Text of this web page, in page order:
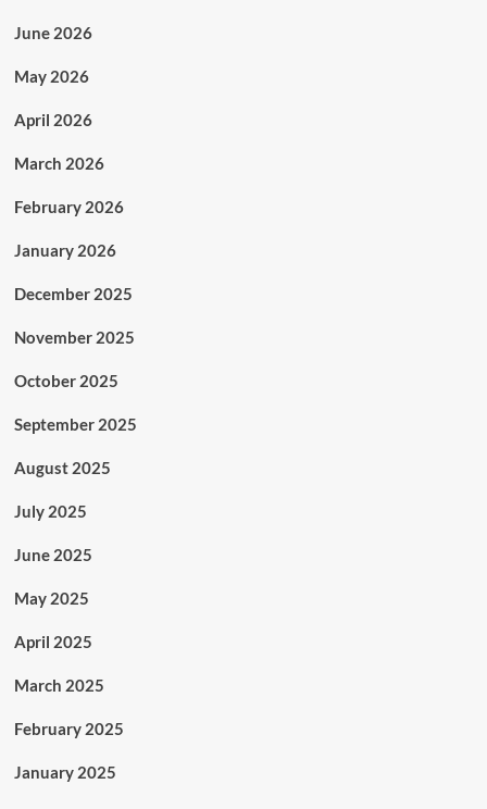
June 2026
May 2026
April 2026
March 2026
February 2026
January 2026
December 2025
November 2025
October 2025
September 2025
August 2025
July 2025
June 2025
May 2025
April 2025
March 2025
February 2025
January 2025